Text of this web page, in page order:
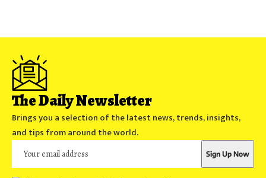
The Daily Newsletter
Brings you a selection of the latest news, trends, insights,
and tips from around the world.